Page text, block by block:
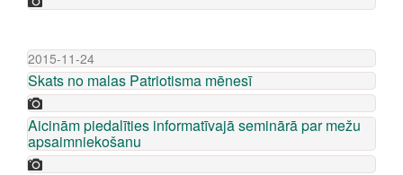
2015-11-24
Skats no malas Patriotisma mēnesī
Aicinām piedalīties informatīvajā seminārā par mežu
apsaimniekošanu